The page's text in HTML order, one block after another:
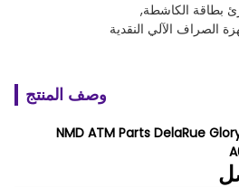
بطاقة الكاشطة,
الصراف الآلي النقدية
وصف المنتج
NMD ATM Parts DelaRue